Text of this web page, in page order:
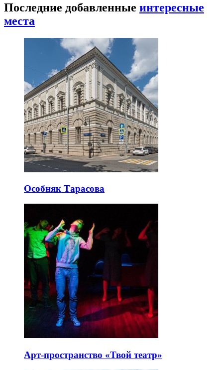
Последние добавленные интересные
места
Особняк Тарасова
Арт-пространство «Твой театр»